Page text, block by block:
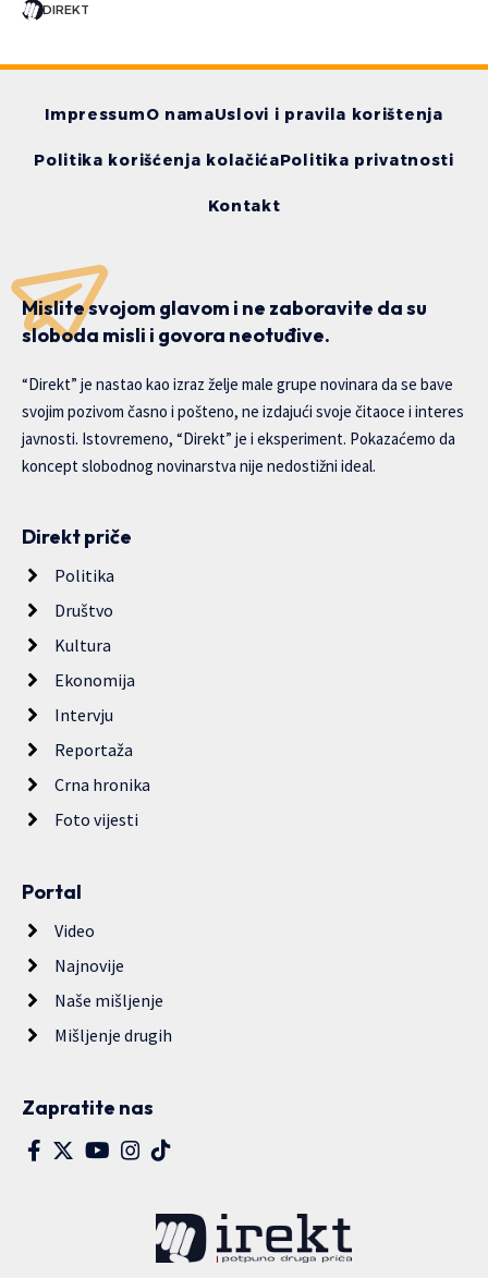
DIREKT
ImpressumO namaUslovi i pravila korištenja
Politika korišćenja kolačićaPolitika privatnosti
Kontakt
Mislite svojom glavom i ne zaboravite da su
sloboda misli i govora neotuđive.
“Direkt” je nastao kao izraz želje male grupe novinara da se bave
svojim pozivom časno i pošteno, ne izdajući svoje čitaoce i interes
javnosti. Istovremeno, “Direkt” je i eksperiment. Pokazaćemo da
koncept slobodnog novinarstva nije nedostižni ideal.
Direkt priče
Politika
Društvo
Kultura
Ekonomija
Intervju
Reportaža
Crna hronika
Foto vijesti
Portal
Video
Najnovije
Naše mišljenje
Mišljenje drugih
Zapratite nas